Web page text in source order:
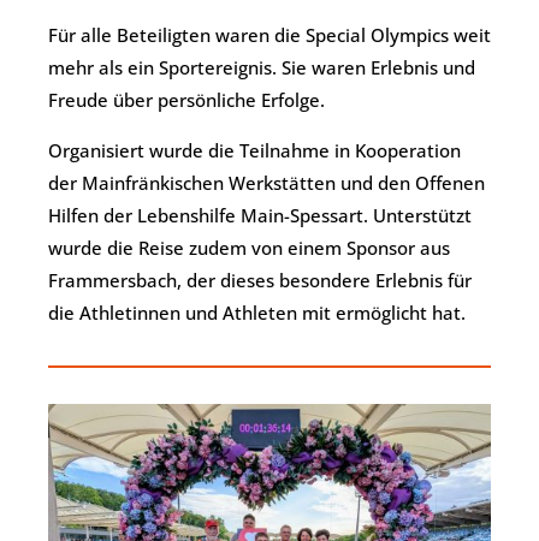
Für alle Beteiligten waren die Special Olympics weit
mehr als ein Sportereignis. Sie waren Erlebnis und
Freude über persönliche Erfolge.
Organisiert wurde die Teilnahme in Kooperation
der Mainfränkischen Werkstätten und den Offenen
Hilfen der Lebenshilfe Main-Spessart. Unterstützt
wurde die Reise zudem von einem Sponsor aus
Frammersbach, der dieses besondere Erlebnis für
die Athletinnen und Athleten mit ermöglicht hat.